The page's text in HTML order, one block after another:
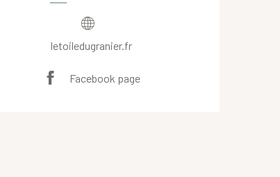
letoiledugranier.fr
Facebook page